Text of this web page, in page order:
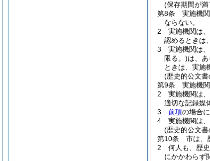
(保存期間が
第8条
実施機
ならない。
2
実施機関は、
認めるときは
3
実施機関は、
限る。)は、あ
ときは、実施
(歴史的公文書
第9条
実施機
2
実施機関は
適切な記録媒
3
前項の場合
4
実施機関は
(歴史的公文
第10条
市は、
2
何人も、歴
にかかわらず